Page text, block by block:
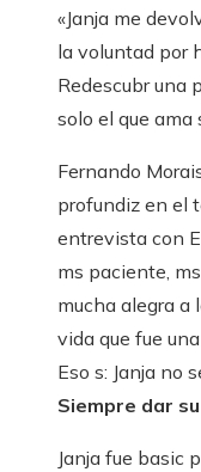
«Janja me
la voluntad por
Redescubr una
solo el que ama
Fernando
profundiz en el
entrevista con
ms paciente,
mucha alegra a
vida que fue
Eso s: Janja no
Siempre dar
Janja fue basic